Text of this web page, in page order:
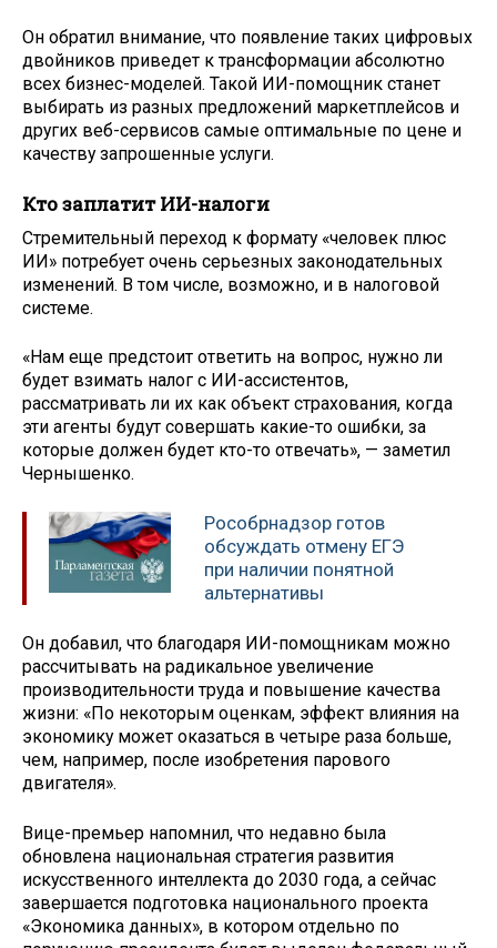
Он обратил внимание, что появление таких цифровых
двойников приведет к трансформации абсолютно
всех бизнес-моделей. Такой ИИ-помощник станет
выбирать из разных предложений маркетплейсов и
других веб-сервисов самые оптимальные по цене и
качеству запрошенные услуги.
Кто заплатит ИИ-налоги
Стремительный переход к формату «человек плюс
ИИ» потребует очень серьезных законодательных
изменений. В том числе, возможно, и в налоговой
системе.
«Нам еще предстоит ответить на вопрос, нужно ли
будет взимать налог с ИИ-ассистентов,
рассматривать ли их как объект страхования, когда
эти агенты будут совершать какие-то ошибки, за
которые должен будет кто-то отвечать», — заметил
Чернышенко.
Рособрнадзор готов
обсуждать отмену ЕГЭ
при наличии понятной
альтернативы
Он добавил, что благодаря ИИ-помощникам можно
рассчитывать на радикальное увеличение
производительности труда и повышение качества
жизни: «По некоторым оценкам, эффект влияния на
экономику может оказаться в четыре раза больше,
чем, например, после изобретения парового
двигателя».
Вице-премьер напомнил, что недавно была
обновлена национальная стратегия развития
искусственного интеллекта до 2030 года, а сейчас
завершается подготовка национального проекта
«Экономика данных», в котором отдельно по